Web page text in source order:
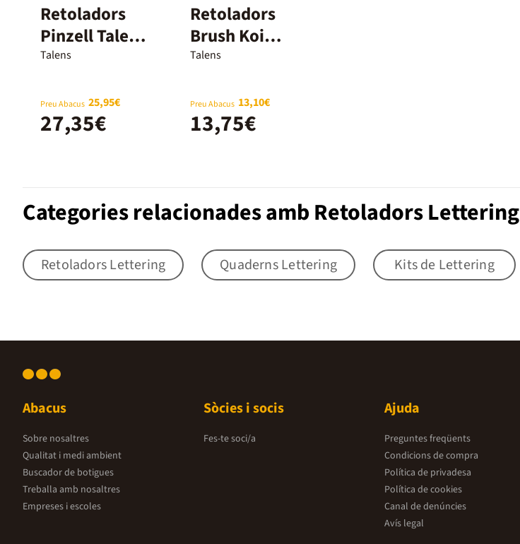
Retoladors
Pinzell Talens
Ecoline 15
Talens
Preu Abacus 25,95€
27,35€
Retoladors
Brush Koi
urban 6 colors
Talens
Preu Abacus 13,10€
13,75€
Categories relacionades amb Retoladors Lettering
Retoladors Lettering Quaderns Lettering Kits de Lettering
Abacus
Sobre nosaltres
Qualitat i medi ambient
Buscador de botigues
Treballa amb nosaltres
Empreses i escoles
Sòcies i socis
Fes-te soci/a
Ajuda
Preguntes freqüents
Condicions de compra
Política de privadesa
Política de cookies
Canal de denúncies
Avís legal